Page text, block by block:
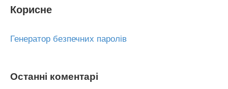
Корисне
Генератор безпечних паролів
Останні коментарі